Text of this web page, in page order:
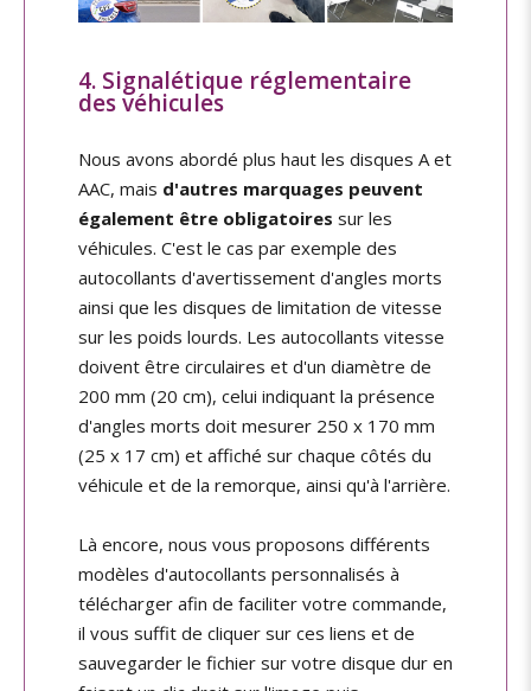
4. Signalétique réglementaire
des véhicules
Nous avons abordé plus haut les disques A et
AAC, mais d'autres marquages peuvent
également être obligatoires sur les
véhicules. C'est le cas par exemple des
autocollants d'avertissement d'angles morts
ainsi que les disques de limitation de vitesse
sur les poids lourds. Les autocollants vitesse
doivent être circulaires et d'un diamètre de
200 mm (20 cm), celui indiquant la présence
d'angles morts doit mesurer 250 x 170 mm
(25 x 17 cm) et affiché sur chaque côtés du
véhicule et de la remorque, ainsi qu'à l'arrière.
Là encore, nous vous proposons différents
modèles d'autocollants personnalisés à
télécharger afin de faciliter votre commande,
il vous suffit de cliquer sur ces liens et de
sauvegarder le fichier sur votre disque dur en